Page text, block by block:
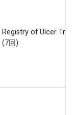
Registry of Ulcer
(7回)